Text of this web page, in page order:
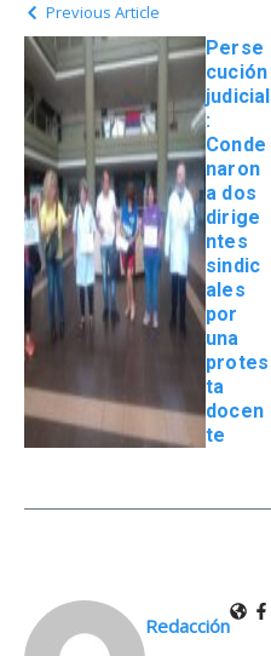
Previous Article
Perse
cución
judicial
:
Conde
naron
a dos
dirige
ntes
sindic
ales
por
una
protes
ta
docen
te
Redacción